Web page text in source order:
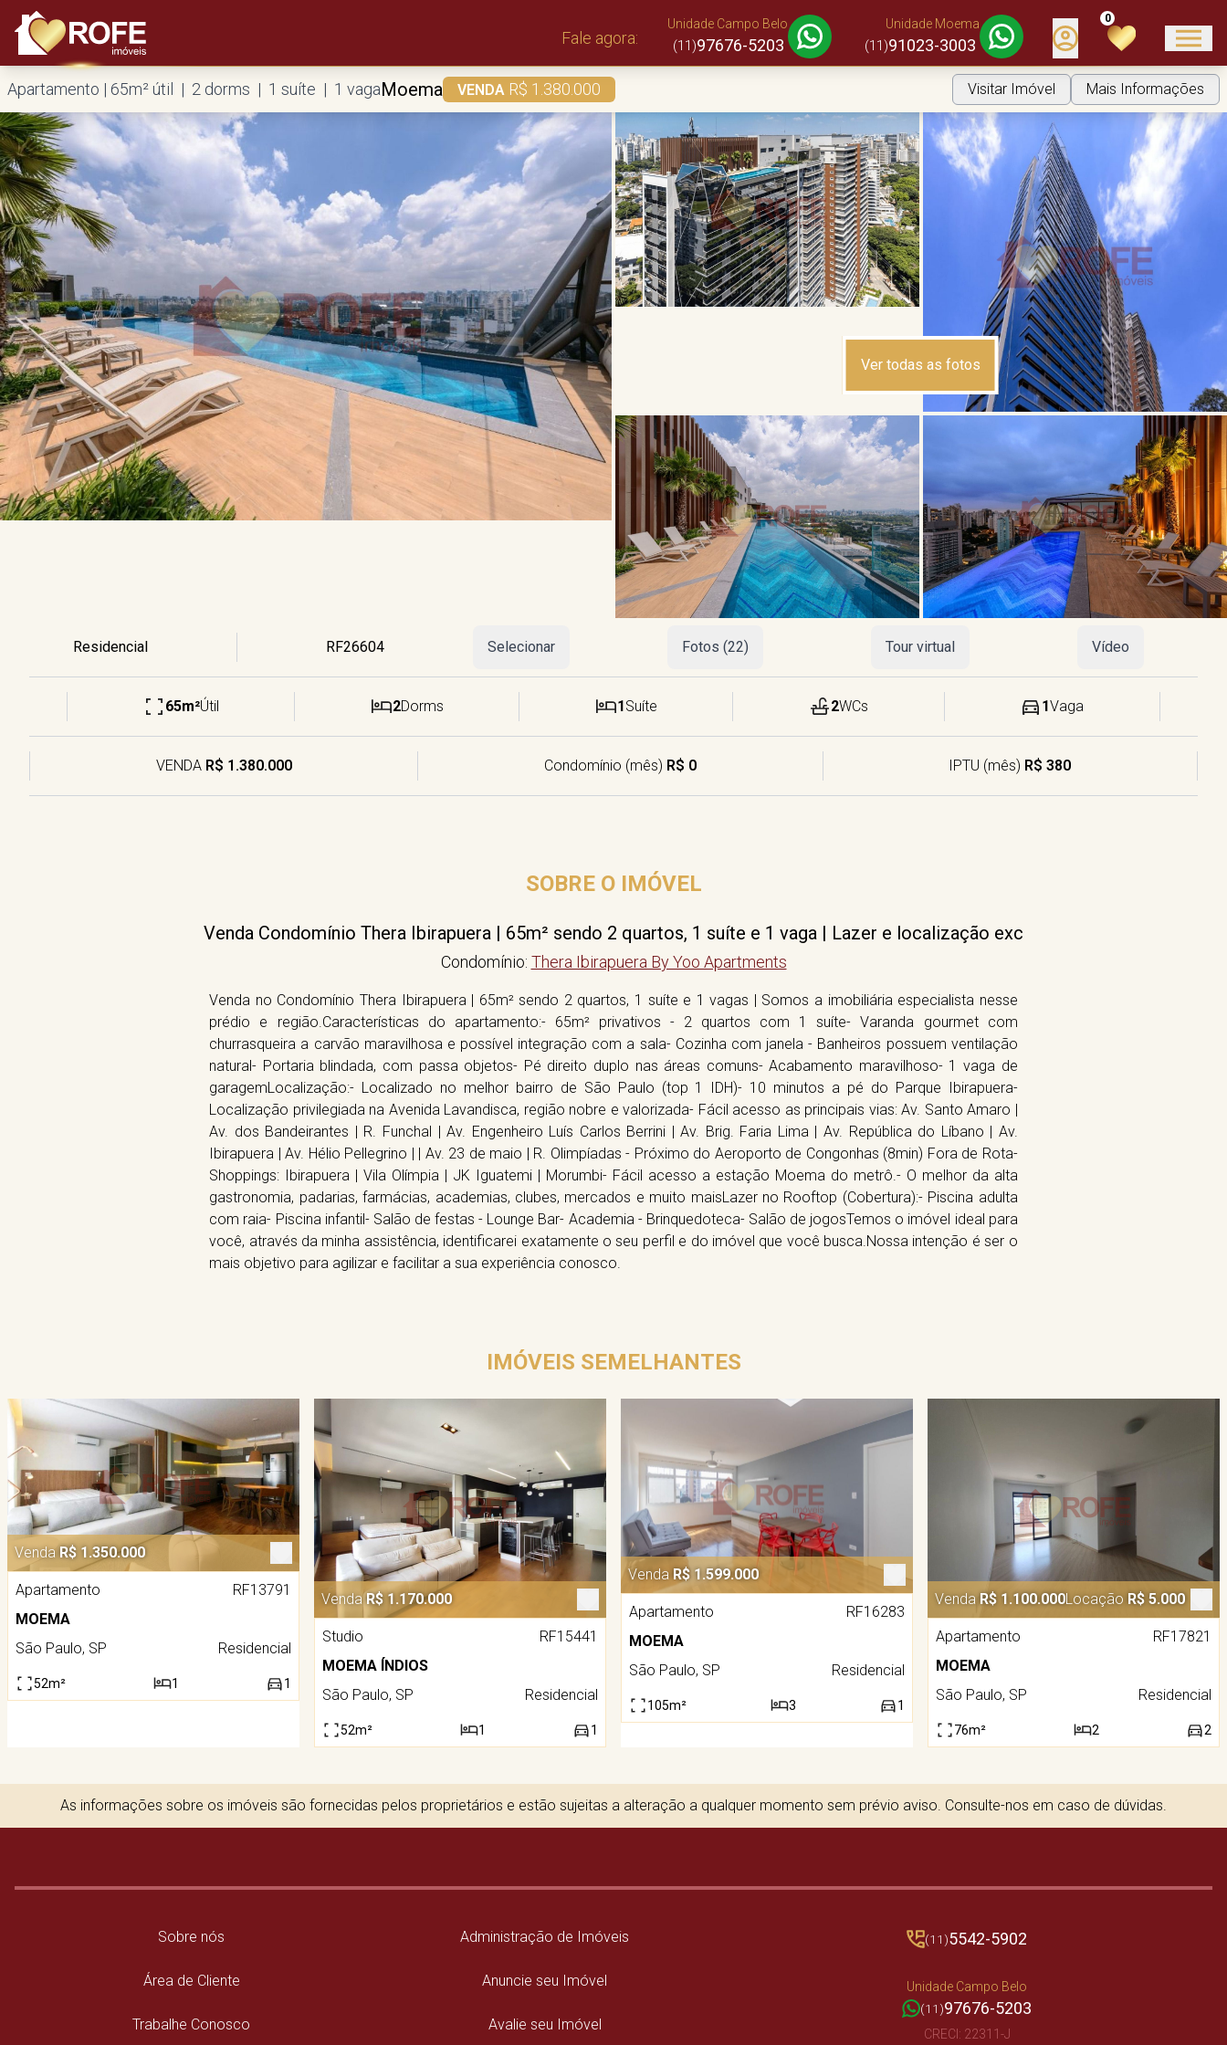
Fale agora:
Unidade Campo Belo
(11)97676-5203
Unidade Moema
(11)91023-3003
0
Apartamento | 65m² útil | 2 dorms | 1 suíte | 1 vagaMoema VENDA R$ 1.380.000 Visitar Imóvel Mais Informações
Ver todas as fotos
Residencial RF26604 Selecionar Fotos (22) Tour virtual Vídeo
65m²Útil 2Dorms 1Suíte 2WCs 1Vaga
VENDA R$ 1.380.000 Condomínio (mês) R$ 0 IPTU (mês) R$ 380
SOBRE O IMÓVEL
Venda Condomínio Thera Ibirapuera | 65m² sendo 2 quartos, 1 suíte e 1 vaga | Lazer e localização exc
Condomínio: Thera Ibirapuera By Yoo Apartments
Venda no Condomínio Thera Ibirapuera | 65m² sendo 2 quartos, 1 suíte e 1 vagas | Somos a imobiliária especialista nesse
prédio e região.Características do apartamento:- 65m² privativos - 2 quartos com 1 suíte- Varanda gourmet com
churrasqueira a carvão maravilhosa e possível integração com a sala- Cozinha com janela - Banheiros possuem ventilação
natural- Portaria blindada, com passa objetos- Pé direito duplo nas áreas comuns- Acabamento maravilhoso- 1 vaga de
garagemLocalização:- Localizado no melhor bairro de São Paulo (top 1 IDH)- 10 minutos a pé do Parque Ibirapuera-
Localização privilegiada na Avenida Lavandisca, região nobre e valorizada- Fácil acesso as principais vias: Av. Santo Amaro |
Av. dos Bandeirantes | R. Funchal | Av. Engenheiro Luís Carlos Berrini | Av. Brig. Faria Lima | Av. República do Líbano | Av.
Ibirapuera | Av. Hélio Pellegrino | | Av. 23 de maio | R. Olimpíadas - Próximo do Aeroporto de Congonhas (8min) Fora de Rota-
Shoppings: Ibirapuera | Vila Olímpia | JK Iguatemi | Morumbi- Fácil acesso a estação Moema do metrô.- O melhor da alta
gastronomia, padarias, farmácias, academias, clubes, mercados e muito maisLazer no Rooftop (Cobertura):- Piscina adulta
com raia- Piscina infantil- Salão de festas - Lounge Bar- Academia - Brinquedoteca- Salão de jogosTemos o imóvel ideal para
você, através da minha assistência, identificarei exatamente o seu perfil e do imóvel que você busca.Nossa intenção é ser o
mais objetivo para agilizar e facilitar a sua experiência conosco.
IMÓVEIS SEMELHANTES
Venda R$ 1.350.000
Apartamento
RF13791
MOEMA
São Paulo, SP
Residencial
52m² 1 1
Venda R$ 1.170.000
Studio
RF15441
MOEMA ÍNDIOS
São Paulo, SP
Residencial
52m² 1 1
Venda R$ 1.599.000
Apartamento
RF16283
MOEMA
São Paulo, SP
Residencial
105m² 3 1
Venda R$ 1.100.000Locação R$ 5.000
Apartamento
RF17821
MOEMA
São Paulo, SP
Residencial
76m² 2 2
As informações sobre os imóveis são fornecidas pelos proprietários e estão sujeitas a alteração a qualquer momento sem prévio aviso. Consulte-nos em caso de dúvidas.
Sobre nós
Área de Cliente
Trabalhe Conosco
Administração de Imóveis
Anuncie seu Imóvel
Avalie seu Imóvel
(11)5542-5902
Unidade Campo Belo
(11)97676-5203
CRECI: 22311-J